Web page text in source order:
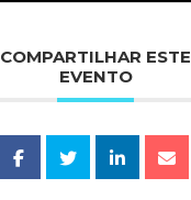
COMPARTILHAR ESTE
EVENTO